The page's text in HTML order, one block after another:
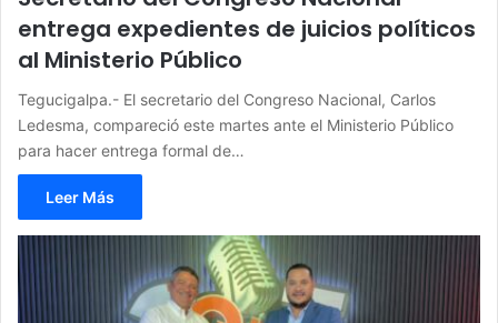
entrega expedientes de juicios políticos
al Ministerio Público
Tegucigalpa.- El secretario del Congreso Nacional, Carlos
Ledesma, compareció este martes ante el Ministerio Público
para hacer entrega formal de…
Leer Más